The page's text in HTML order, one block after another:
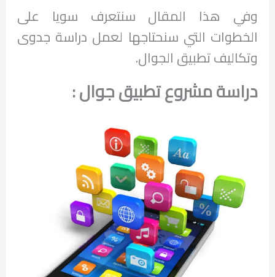
وفي هذا المقال سنتعرف سويا على
الخطوات التي سنحتاجها لعمل دراسة جدوى
وتكاليف تطبيق الجوال.
دراسة مشروع تطبيق جوال :